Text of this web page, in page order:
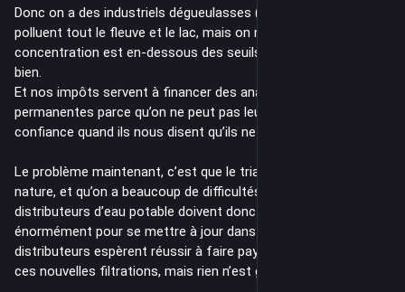
Donc on a des industriels dégueulasses (Syngenta) qui
polluent tout le fleuve et le lac, mais on nous explique que la
concentration est en-dessous des seuils limites, donc tout va
bien.
Et nos impôts servent à financer des analyses couteuses et
permanentes parce qu’on ne peut pas leur (Syngenta) faire
confiance quand ils nous disent qu’ils ne rejettent plus rien.
Le problème maintenant, c’est que le triazole est dans la
nature, et qu’on a beaucoup de difficultés à le supprimer. Nos
distributeurs d’eau potable doivent donc dépenser
énormément pour se mettre à jour dans leurs filtrations. Les
distributeurs espèrent réussir à faire payer les pollueurs pour
ces nouvelles filtrations, mais rien n’est garanti.